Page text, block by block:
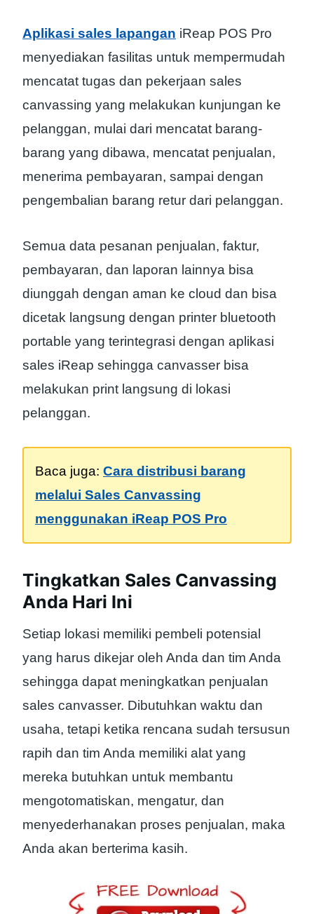
Aplikasi sales lapangan iReap POS Pro
menyediakan fasilitas untuk mempermudah
mencatat tugas dan pekerjaan sales
canvassing yang melakukan kunjungan ke
pelanggan, mulai dari mencatat barang-
barang yang dibawa, mencatat penjualan,
menerima pembayaran, sampai dengan
pengembalian barang retur dari pelanggan.
Semua data pesanan penjualan, faktur,
pembayaran, dan laporan lainnya bisa
diunggah dengan aman ke cloud dan bisa
dicetak langsung dengan printer bluetooth
portable yang terintegrasi dengan aplikasi
sales iReap sehingga canvasser bisa
melakukan print langsung di lokasi
pelanggan.
Baca juga: Cara distribusi barang
melalui Sales Canvassing
menggunakan iReap POS Pro
Tingkatkan Sales Canvassing
Anda Hari Ini
Setiap lokasi memiliki pembeli potensial
yang harus dikejar oleh Anda dan tim Anda
sehingga dapat meningkatkan penjualan
sales canvasser. Dibutuhkan waktu dan
usaha, tetapi ketika rencana sudah tersusun
rapih dan tim Anda memiliki alat yang
mereka butuhkan untuk membantu
mengotomatiskan, mengatur, dan
menyederhanakan proses penjualan, maka
Anda akan berterima kasih.